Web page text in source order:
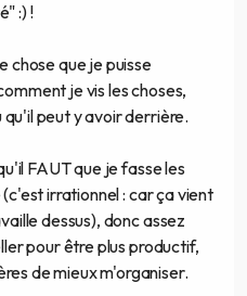
:) !
chose que je puisse
je vis les choses,
peut y avoir derrière.
FAUT que je fasse les
irrationnel : car ça vient
dessus), donc assez
pour être plus productif,
de mieux m'organiser.